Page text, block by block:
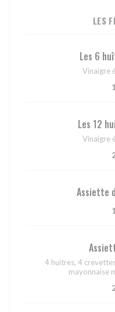
LES
Les 6
Vinaigre
Les 12
Vinaigre
Assiette
4 huitres, 4
mayonnaise